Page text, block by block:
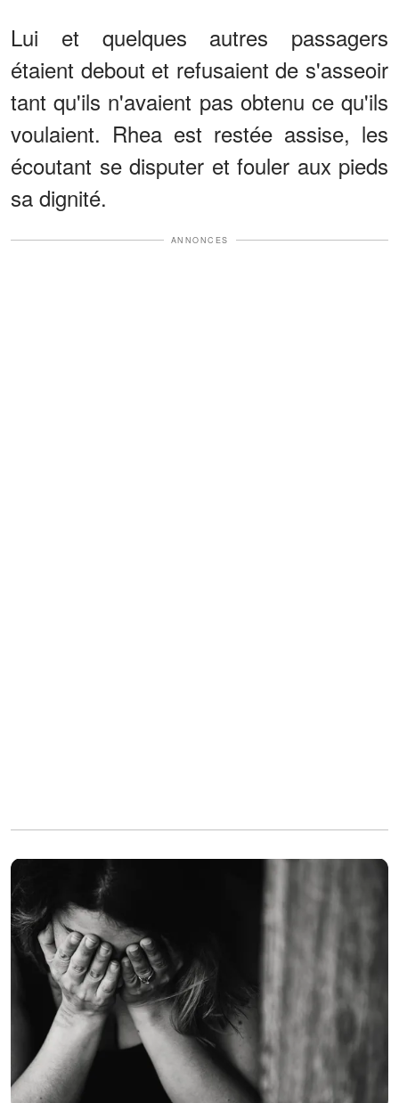
Lui et quelques autres passagers
étaient debout et refusaient de s'asseoir
tant qu'ils n'avaient pas obtenu ce qu'ils
voulaient. Rhea est restée assise, les
écoutant se disputer et fouler aux pieds
sa dignité.
ANNONCES